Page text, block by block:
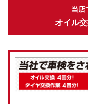
当店
オイル